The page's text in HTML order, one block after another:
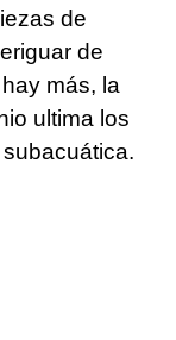
de
de
más, la
ultima los